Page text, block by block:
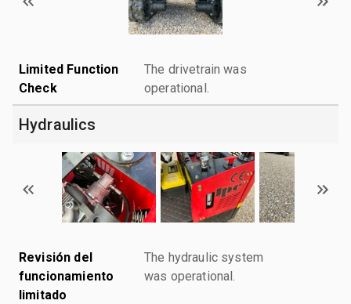
Limited Function
Check
The drivetrain was
operational.
Hydraulics
Revisión del
funcionamiento
limitado
The hydraulic system
was operational.